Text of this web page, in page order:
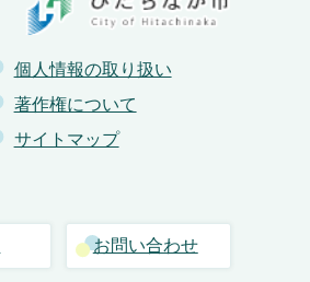
個人情報の取り扱い
著作権について
サイトマップ
お問い合わせ